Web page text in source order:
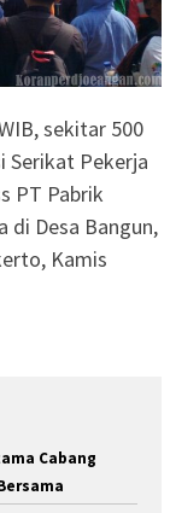
sekitar 500
Serikat Pekerja
PT Pabrik
di Desa Bangun,
Kamis
Cabang